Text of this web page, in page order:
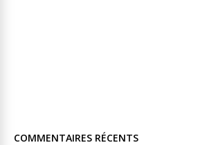
COMMENTAIRES RÉCENTS